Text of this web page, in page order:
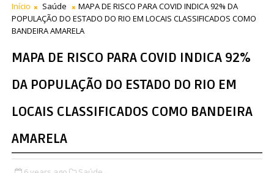
Início Saúde
MAPA DE RISCO PARA COVID INDICA 92% DA
POPULAÇÃO DO ESTADO DO RIO EM LOCAIS CLASSIFICADOS COMO
BANDEIRA AMARELA
MAPA DE RISCO PARA COVID INDICA 92%
DA POPULAÇÃO DO ESTADO DO RIO EM
LOCAIS CLASSIFICADOS COMO BANDEIRA
AMARELA